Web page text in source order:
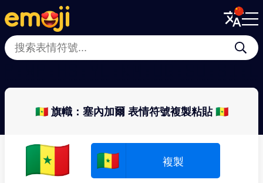
Menu
Close
Menu
Close
🇸🇳 旗幟：塞內加爾 表情符號複製粘貼 🇸🇳
🇸🇳 🇸🇳 複製